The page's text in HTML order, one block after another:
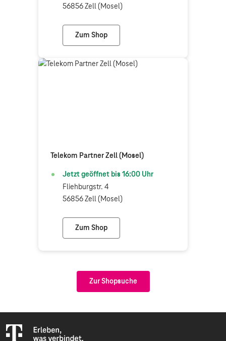
56856 Zell (Mosel)
Zum Shop
Telekom Partner Zell (Mosel)
Telekom Partner Zell (Mosel)
Jetzt geöffnet bis 16:00 Uhr
Fliehburgstr. 4
56856 Zell (Mosel)
Zum Shop
Telekom Partner Zell (Mosel)
Zur Shopsuche